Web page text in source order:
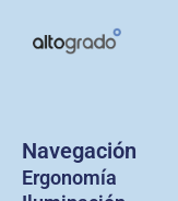
Navegación
Ergonomía